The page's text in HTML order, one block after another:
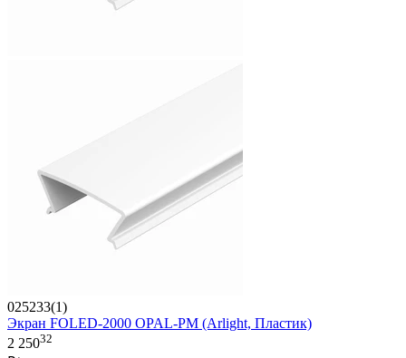
025233(1)
Экран FOLED-2000 OPAL-PM (Arlight, Пластик)
2 25032